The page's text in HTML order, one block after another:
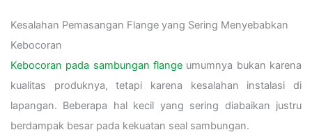
Kesalahan Pemasangan Flange yang Sering Menyebabkan
Kebocoran
Kebocoran pada sambungan flange umumnya bukan karena
kualitas produknya, tetapi karena kesalahan instalasi di
lapangan. Beberapa hal kecil yang sering diabaikan justru
berdampak besar pada kekuatan seal sambungan.